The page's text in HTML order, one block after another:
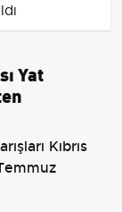
Yat
Kıbrıs